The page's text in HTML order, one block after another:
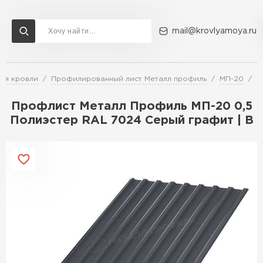
mail@krovlyamoya.ru
кровли Профилированный лист Металл профиль МП-20
Профлист Металл Профиль МП-20 0,5
Полиэстер RAL 7024 Серый графит | B
Сервисы расчета
Расчет штакетника для забора
Расчет водостока
Расчет фальцевой кровли
Расчет кровли из металлочерепицы
Доставка Контакты
ПЕРЕЙТИ